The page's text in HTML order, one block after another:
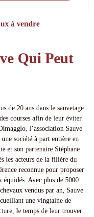
à vendre
Qui Peut
de 20 ans dans le sauvetage
courses afin de leur éviter
l’association Sauve
société à part entière en
et son partenaire Stéphane
les acteurs de la filière du
reconnue pour proposer
équidés. Avec plus de 5000
vendus par an, Sauve
une vingtaine de
le temps de leur trouver